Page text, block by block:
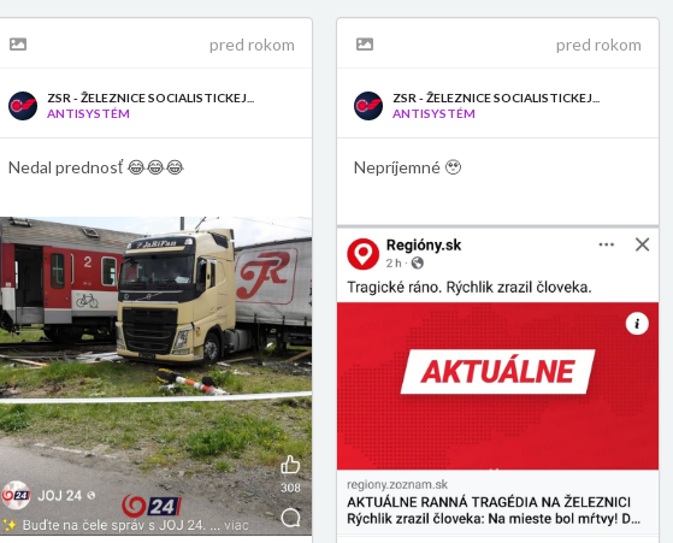
pred rokom
ZSR - ŽELEZNICE SOCIALISTICKEJ...
ANTISYSTÉM
Nedal prednosť 😂😂😂
pred rokom
ZSR - ŽELEZNICE SOCIALISTICKEJ...
ANTISYSTÉM
Nepríjemné 🥹